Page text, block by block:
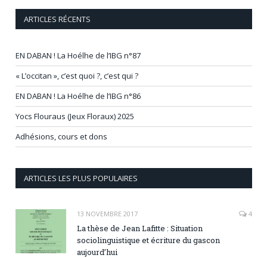
ARTICLES RÉCENTS
EN DABAN ! La Hoélhe de l’IBG n°87
« L’occitan », c’est quoi ?, c’est qui ?
EN DABAN ! La Hoélhe de l’IBG n°86
Yocs Flouraus (Jeux Floraux) 2025
Adhésions, cours et dons
ARTICLES LES PLUS POPULAIRES
13 NOVEMBRE 2017 4
La thèse de Jean Lafitte : Situation
sociolinguistique et écriture du gascon
aujourd’hui